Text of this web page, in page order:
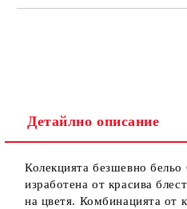
Детайлно описание
Колекцията безшевно
изработена от красива
на цветя. Комбинацията от